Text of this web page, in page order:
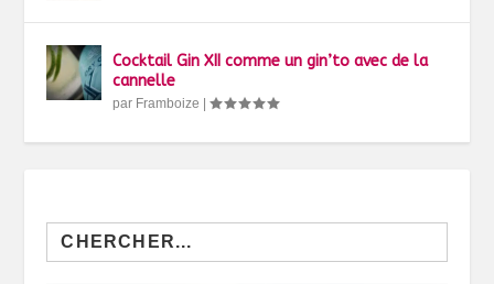
Cocktail Gin XII comme un gin’to avec de la
cannelle
par Framboize |
Search
for: